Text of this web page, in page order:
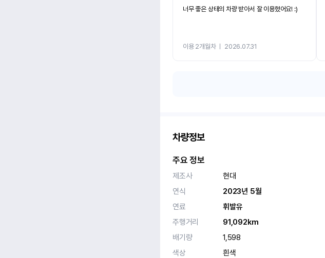
너무 좋은 상태의 차량 받아서 잘 이용했어요! :)
이용 2개월차ㅣ 2026.07.31
차량정보
주요 정보
제조사
현대
연식
2023년 5월
연료
휘발유
주행거리
91,092km
배기량
1,598
색상
흰색